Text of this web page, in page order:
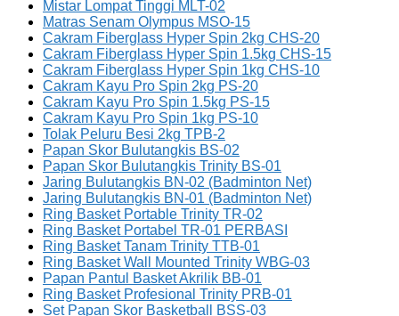
Mistar Lompat Tinggi MLT-02
Matras Senam Olympus MSO-15
Cakram Fiberglass Hyper Spin 2kg CHS-20
Cakram Fiberglass Hyper Spin 1.5kg CHS-15
Cakram Fiberglass Hyper Spin 1kg CHS-10
Cakram Kayu Pro Spin 2kg PS-20
Cakram Kayu Pro Spin 1.5kg PS-15
Cakram Kayu Pro Spin 1kg PS-10
Tolak Peluru Besi 2kg TPB-2
Papan Skor Bulutangkis BS-02
Papan Skor Bulutangkis Trinity BS-01
Jaring Bulutangkis BN-02 (Badminton Net)
Jaring Bulutangkis BN-01 (Badminton Net)
Ring Basket Portable Trinity TR-02
Ring Basket Portabel TR-01 PERBASI
Ring Basket Tanam Trinity TTB-01
Ring Basket Wall Mounted Trinity WBG-03
Papan Pantul Basket Akrilik BB-01
Ring Basket Profesional Trinity PRB-01
Set Papan Skor Basketball BSS-03